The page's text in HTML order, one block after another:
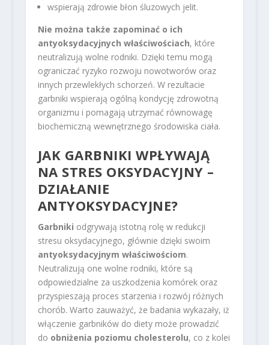
wspierają zdrowie błon śluzowych jelit.
Nie można także zapominać o ich
antyoksydacyjnych właściwościach, które
neutralizują wolne rodniki. Dzięki temu mogą
ograniczać ryzyko rozwoju nowotworów oraz
innych przewlekłych schorzeń. W rezultacie
garbniki wspierają ogólną kondycję zdrowotną
organizmu i pomagają utrzymać równowagę
biochemiczną wewnętrznego środowiska ciała.
JAK GARBNIKI WPŁYWAJĄ
NA STRES OKSYDACYJNY –
DZIAŁANIE
ANTYOKSYDACYJNE?
Garbniki odgrywają istotną rolę w redukcji
stresu oksydacyjnego, głównie dzięki swoim
antyoksydacyjnym właściwościom.
Neutralizują one wolne rodniki, które są
odpowiedzialne za uszkodzenia komórek oraz
przyspieszają proces starzenia i rozwój różnych
chorób. Warto zauważyć, że badania wykazały, iż
włączenie garbników do diety może prowadzić
do obniżenia poziomu cholesterolu, co z kolei